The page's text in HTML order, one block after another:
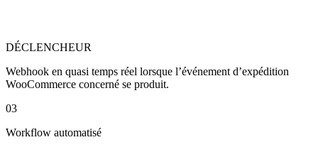
DÉCLENCHEUR
Webhook en quasi temps réel lorsque l’événement d’expédition
WooCommerce concerné se produit.
03
Workflow automatisé